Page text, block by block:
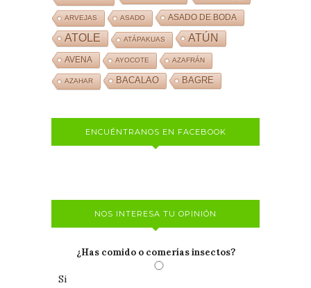
ARVEJAS ASADO ASADO DE BODA
ATOLE ATÁPAKUAS ATÚN
AVENA AYOCOTE AZAFRÁN
AZAHAR BACALAO BAGRE
ENCUÉNTRANOS EN FACEBOOK
NOS INTERESA TU OPINIÓN
¿Has comido o comerías insectos?
Si